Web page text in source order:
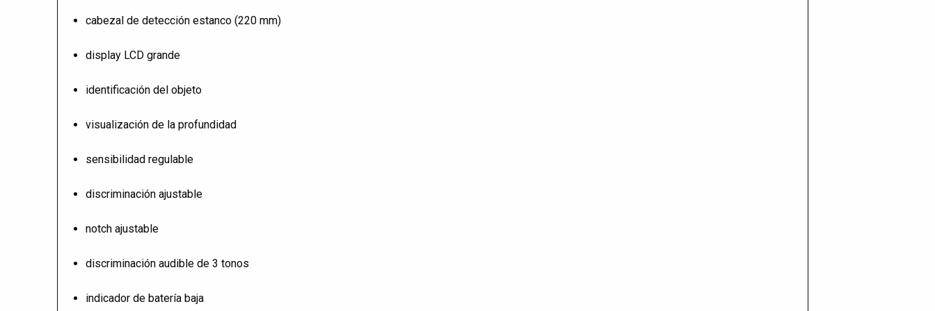
cabezal de detección estanco (220 mm)
display LCD grande
identificación del objeto
visualización de la profundidad
sensibilidad regulable
discriminación ajustable
notch ajustable
discriminación audible de 3 tonos
indicador de batería baja